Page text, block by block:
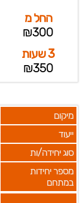
החל מ
₪300
3 שעות
₪350
מיקום
ייעוד
סוג יחידה/ות
מספר יחידות
במתחם